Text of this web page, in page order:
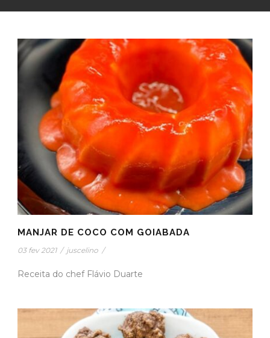
MANJAR DE COCO COM GOIABADA
03 fev 2021 / juscelino /
Receita do chef Flávio Duarte